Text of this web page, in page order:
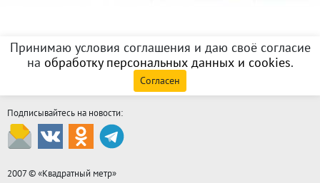
Принимаю условия соглашения и даю своё согласие
на обработку персональных данных и cookies.
Согласен
Подписывайтесь на новости:
2007 © «Квадратный метр»